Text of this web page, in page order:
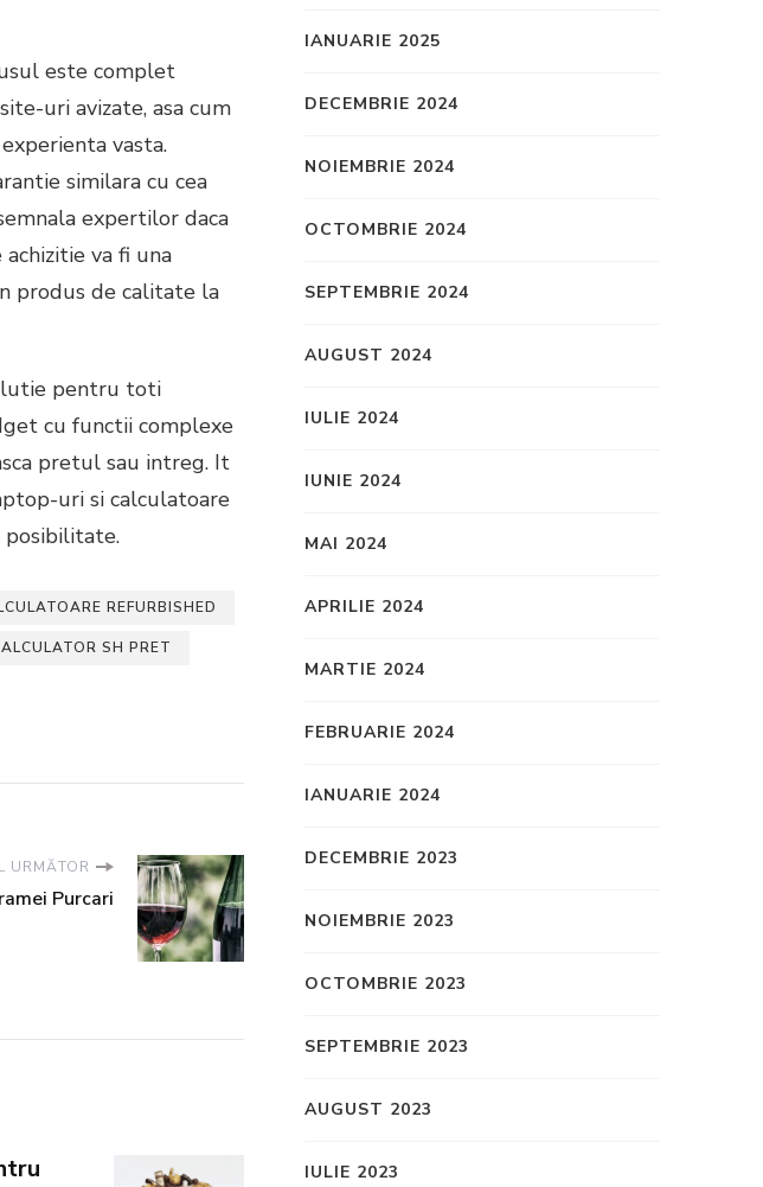
este complet
uri avizate, asa cum
vasta.
similara cu cea
expertilor daca
va fi una
produs de calitate la
pentru toti
cu functii complexe
pretul sau intreg. It
uri si calculatoare
posibilitate.
REFURBISHED
SH PRET
URMĂTOR
Purcari
IANUARIE 2025
DECEMBRIE 2024
NOIEMBRIE 2024
OCTOMBRIE 2024
SEPTEMBRIE 2024
AUGUST 2024
IULIE 2024
IUNIE 2024
MAI 2024
APRILIE 2024
MARTIE 2024
FEBRUARIE 2024
IANUARIE 2024
DECEMBRIE 2023
NOIEMBRIE 2023
OCTOMBRIE 2023
SEPTEMBRIE 2023
AUGUST 2023
IULIE 2023